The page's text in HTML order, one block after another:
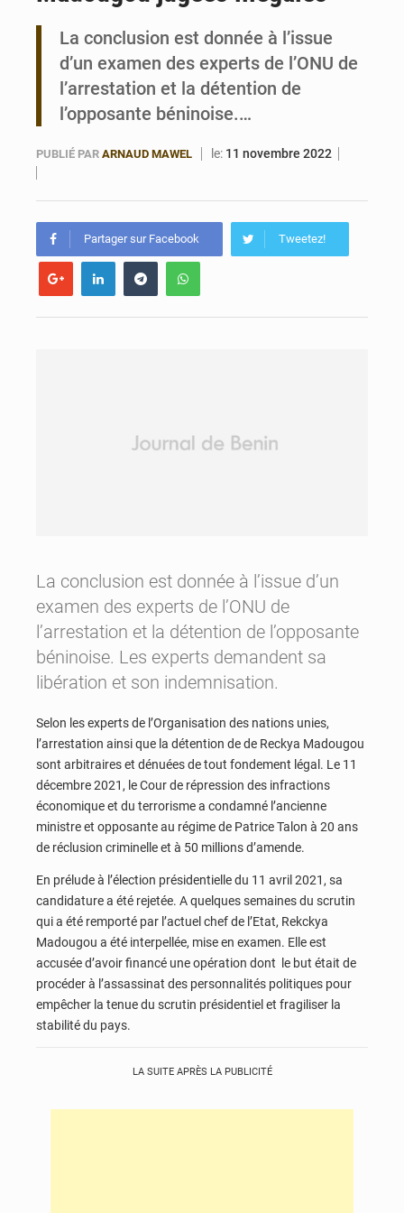
Bénin : le ministère de l’Intérieur évalue ses résultats à mi-parcours
La conclusion est donnée à l’issue
d’un examen des experts de l’ONU de
l’arrestation et la détention de
l’opposante béninoise.…
PUBLIÉ PAR ARNAUD MAWEL le: 11 novembre 2022
Partager sur Facebook Tweetez!
La conclusion est donnée à l’issue d’un
examen des experts de l’ONU de
l’arrestation et la détention de l’opposante
béninoise. Les experts demandent sa
libération et son indemnisation.
Selon les experts de l’Organisation des nations unies,
l’arrestation ainsi que la détention de de Reckya Madougou
sont arbitraires et dénuées de tout fondement légal. Le 11
décembre 2021, le Cour de répression des infractions
économique et du terrorisme a condamné l’ancienne
ministre et opposante au régime de Patrice Talon à 20 ans
de réclusion criminelle et à 50 millions d’amende.
En prélude à l’élection présidentielle du 11 avril 2021, sa
candidature a été rejetée. A quelques semaines du scrutin
qui a été remporté par l’actuel chef de l’Etat, Rekckya
Madougou a été interpellée, mise en examen. Elle est
accusée d’avoir financé une opération dont le but était de
procéder à l’assassinat des personnalités politiques pour
empêcher la tenue du scrutin présidentiel et fragiliser la
stabilité du pays.
LA SUITE APRÈS LA PUBLICITÉ